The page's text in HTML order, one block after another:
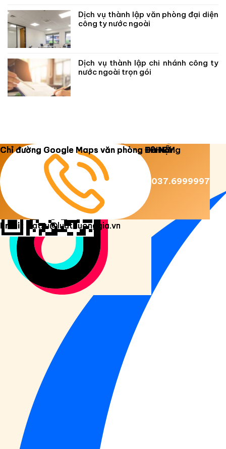
Dịch vụ thành lập văn phòng đại diện
công ty nước ngoài
Dịch vụ thành lập chi nhánh công ty
nước ngoài trọn gói
Copyright 2026 © Luật Dương Gia